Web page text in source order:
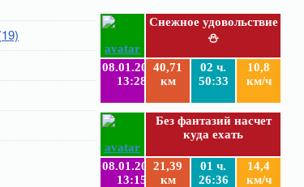
Снежное удовольствие
⛄
08.01.2019
13:28
40,71
км
02 ч.
50:33
10,8
км/ч
Без фантазий насчет
куда ехать
08.01.2019
13:15
21,39
км
01 ч.
26:36
14,4
км/ч